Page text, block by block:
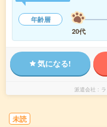
年齢層
20代
気になる!
派遣会社
未読